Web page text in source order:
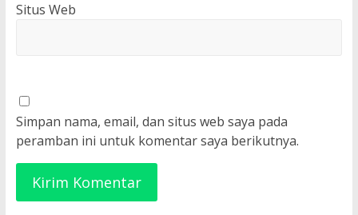
Situs Web
Simpan nama, email, dan situs web saya pada
peramban ini untuk komentar saya berikutnya.